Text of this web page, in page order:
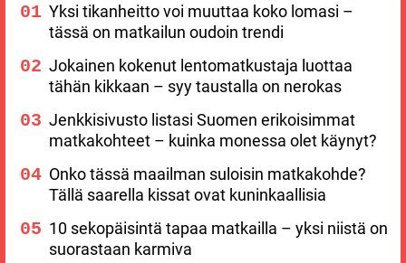
Yksi tikanheitto voi muuttaa koko lomasi –
tässä on matkailun oudoin trendi
Jokainen kokenut lentomatkustaja luottaa
tähän kikkaan – syy taustalla on nerokas
Jenkkisivusto listasi Suomen erikoisimmat
matkakohteet – kuinka monessa olet käynyt?
Onko tässä maailman suloisin matkakohde?
Tällä saarella kissat ovat kuninkaallisia
10 sekopäisintä tapaa matkailla – yksi niistä on
suorastaan karmiva